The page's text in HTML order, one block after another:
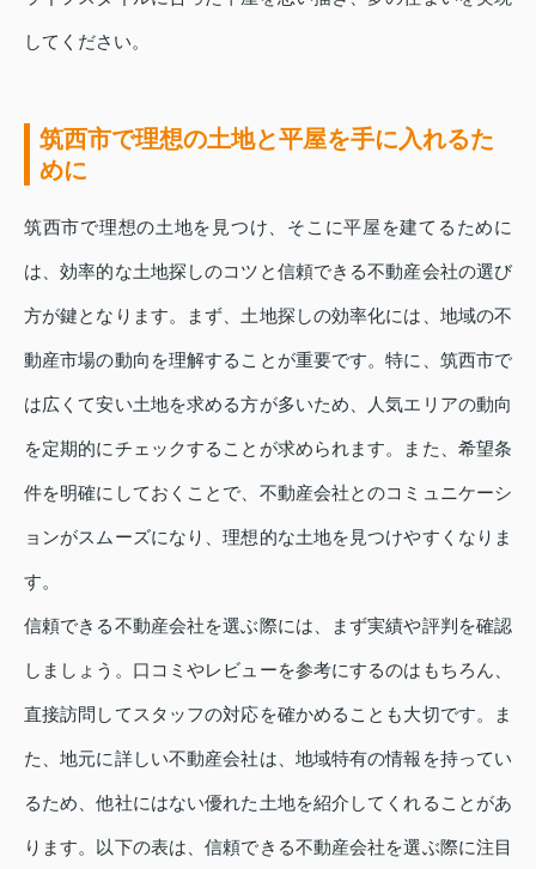
してください。
筑西市で理想の土地と平屋を手に入れるた
めに
筑西市で理想の土地を見つけ、そこに平屋を建てるために
は、効率的な土地探しのコツと信頼できる不動産会社の選び
方が鍵となります。まず、土地探しの効率化には、地域の不
動産市場の動向を理解することが重要です。特に、筑西市で
は広くて安い土地を求める方が多いため、人気エリアの動向
を定期的にチェックすることが求められます。また、希望条
件を明確にしておくことで、不動産会社とのコミュニケーシ
ョンがスムーズになり、理想的な土地を見つけやすくなりま
す。
信頼できる不動産会社を選ぶ際には、まず実績や評判を確認
しましょう。口コミやレビューを参考にするのはもちろん、
直接訪問してスタッフの対応を確かめることも大切です。ま
た、地元に詳しい不動産会社は、地域特有の情報を持ってい
るため、他社にはない優れた土地を紹介してくれることがあ
ります。以下の表は、信頼できる不動産会社を選ぶ際に注目